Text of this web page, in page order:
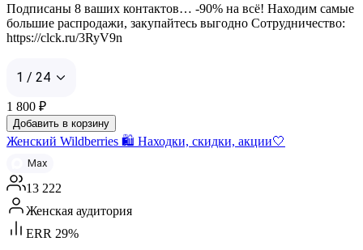
Подписаны 8 ваших контактов… -90% на всё! Находим самые
большие распродажи, закупайтесь выгодно Сотрудничество:
https://clck.ru/3RyV9n
1 / 24
1 800 ₽
Добавить в корзину
Женский Wildberries 🛍️ Находки, скидки, акции🤍
Max
13 222
Женская аудитория
ERR 29%